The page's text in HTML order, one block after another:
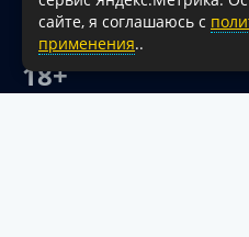
активная гиперссылка на
администрации
18+
сайте, я соглашаюсь с
применения..